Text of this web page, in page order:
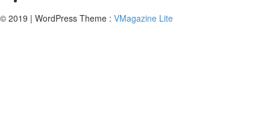
© 2019 | WordPress Theme : VMagazine Lite